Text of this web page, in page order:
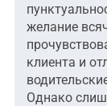
желание
клиента и
Однако